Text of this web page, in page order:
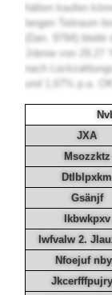
hätten kaufen
langen Teitraum
(Dan. 9794)
Jrämie von
nach
und 1,67% p.a.
JXA
Msozzktz
Dtlblpxkm
Gsänjf
Ikbwkpxv
Iwfvalw 2.
Nfoejuf